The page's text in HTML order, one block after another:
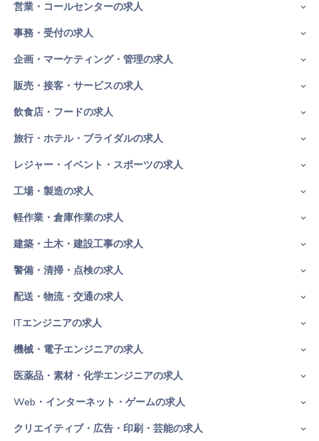
営業・コールセンターの求人
事務・受付の求人
企画・マーケティング・管理の求人
販売・接客・サービスの求人
飲食店・フードの求人
旅行・ホテル・ブライダルの求人
レジャー・イベント・スポーツの求人
工場・製造の求人
軽作業・倉庫作業の求人
建築・土木・建設工事の求人
警備・清掃・点検の求人
配送・物流・交通の求人
ITエンジニアの求人
機械・電子エンジニアの求人
医薬品・素材・化学エンジニアの求人
Web・インターネット・ゲームの求人
クリエイティブ・広告・印刷・芸能の求人